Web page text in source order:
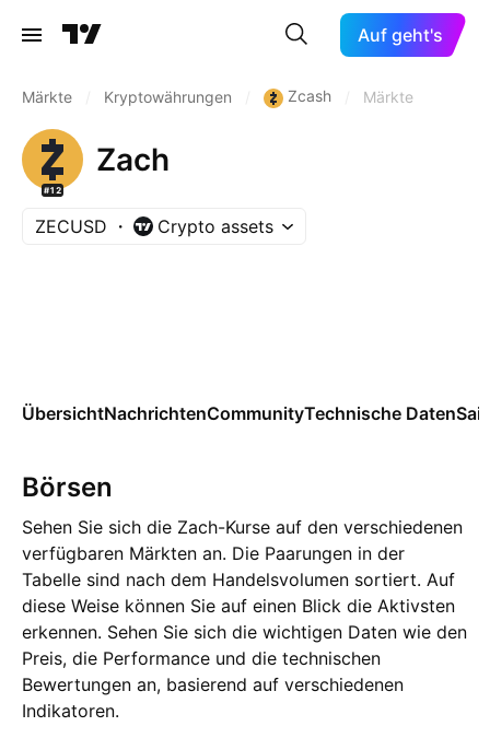
Auf geht's
Märkte Kryptowährungen Zcash Märkte
#12
Zach
ZECUSD Crypto assets
ÜbersichtNachrichtenCommunityTechnische Daten
Börsen
Sehen Sie sich die Zach-Kurse auf den verschiedenen
verfügbaren Märkten an. Die Paarungen in der
Tabelle sind nach dem Handelsvolumen sortiert. Auf
diese Weise können Sie auf einen Blick die Aktivsten
erkennen. Sehen Sie sich die wichtigen Daten wie den
Preis, die Performance und die technischen
Bewertungen an, basierend auf verschiedenen
Indikatoren.